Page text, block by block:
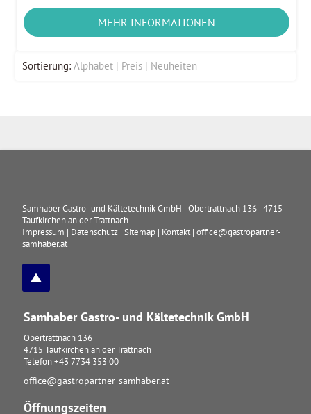
MEHR INFORMATIONEN
Sortierung: Alphabet Preis Neuheiten
Samhaber Gastro- und Kältetechnik GmbH |Obertrattnach 136 |4715
Taufkirchen an der Trattnach
Impressum | Datenschutz |Sitemap | Kontakt |office@gastropartner-
samhaber.at
Samhaber Gastro- und Kältetechnik GmbH
Obertrattnach 136
4715 Taufkirchen an der Trattnach
Telefon +43 7734 353 00
office@gastropartner-samhaber.at
Öffnungszeiten